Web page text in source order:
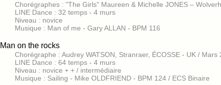
Chorégraphes : "The Girls" Maureen & Michelle JONES –
LINE Dance : 32 temps - 4 murs
Niveau : novice
Musique : Man of me - Gary ALLAN - BPM 116
Man on the rocks
Chorégraphe : Audrey WATSON, Stranraer, ÉCOSSE - UK / Mars
LINE Dance : 64 temps - 4 murs
Niveau : novice + + / intermédiaire
Musique : Sailing - Mike OLDFRIEND - BPM 124 / ECS Binaire